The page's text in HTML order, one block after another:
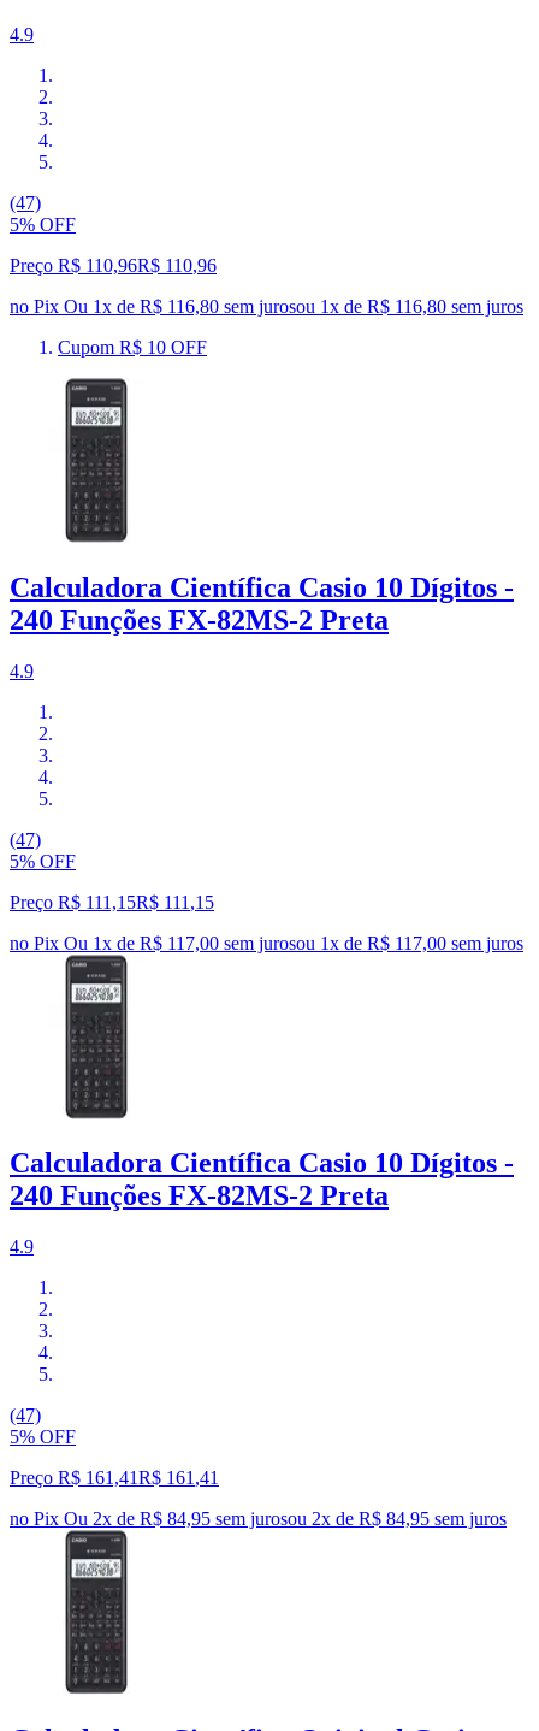
4.9
(47)
5% OFF
Preço R$ 110,96R$ 110,96
no Pix Ou 1x de R$ 116,80 sem jurosou 1x de R$ 116,80 sem juros
Cupom R$ 10 OFF
Calculadora Científica Casio 10 Dígitos -
240 Funções FX-82MS-2 Preta
4.9
(47)
5% OFF
Preço R$ 111,15R$ 111 ,15
no Pix Ou 1x de R$ 117,00 sem jurosou 1x de R$ 117,00 sem juros
Calculadora Científica Casio 10 Dígitos -
240 Funções FX-82MS-2 Preta
4.9
(47)
5% OFF
Preço R$ 161,41R$ 161 ,41
no Pix Ou 2x de R$ 84,95 sem jurosou 2x de R$ 84,95 sem juros